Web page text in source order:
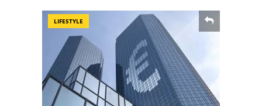
LIFESTYLE